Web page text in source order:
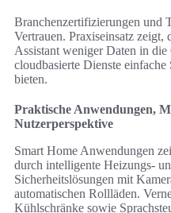
Branchenzertifizierungen und
Vertrauen. Praxiseinsatz
Assistant weniger Daten in
cloudbasierte Dienste
bieten.
Praktische Anwendungen,
Nutzerperspektive
Smart Home Anwendungen
durch intelligente Heizungs-
Sicherheitslösungen mit
automatischen Rollläden.
Kühlschränke sowie